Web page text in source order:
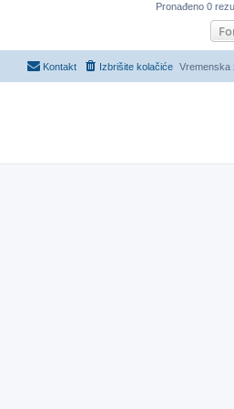
Pronađeno 0
Vremenska
Izbrišite kolačiće
Kontakt